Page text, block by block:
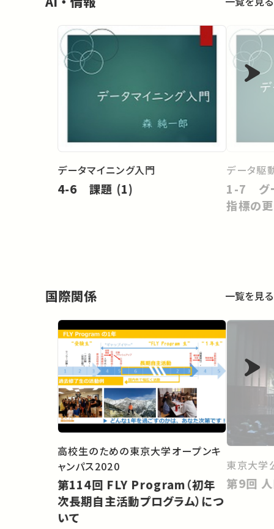
データマイニング入門
4-6 課題 (1)
データ駆
1-7 グ
指標の
国際関係 一覧を見る
高校生のための東京大学オープンキ
ャンパス2020
第114回 FLY Program（初年
次長期自主活動プログラム）につ
いて
東京大学
第